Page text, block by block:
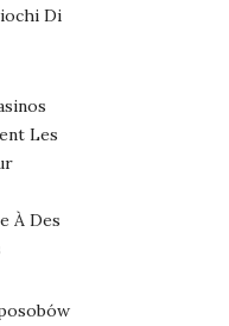
Di
Les
À Des